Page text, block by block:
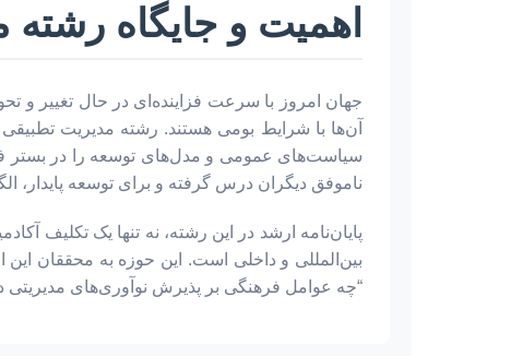
اهمیت و جایگاه
جهان امروز با سرعت فزاینده‌ای در حال تغییر و
آن‌ها با شرایط بومی هستند. رشته مدیریت
سیاست‌های عمومی و مدل‌های توسعه را در بستر
ناموفق دیگران درس گرفته و برای توسعه پایدار،
پایان‌نامه ارشد در این رشته، نه تنها یک تکلیف
بین‌المللی و داخلی است. این حوزه به محققان
“چه عوامل فرهنگی بر پذیرش نوآوری‌های مدیریتی